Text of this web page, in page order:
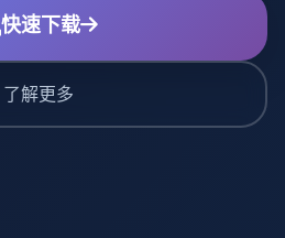
快速下载
了解更多